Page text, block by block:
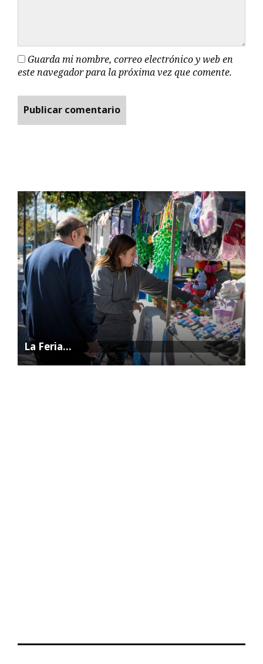
Guarda mi nombre, correo electrónico y web en
este navegador para la próxima vez que comente.
Promesa de…
La Feria…